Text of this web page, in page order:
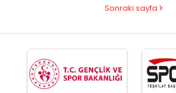
Sonraki sayfa